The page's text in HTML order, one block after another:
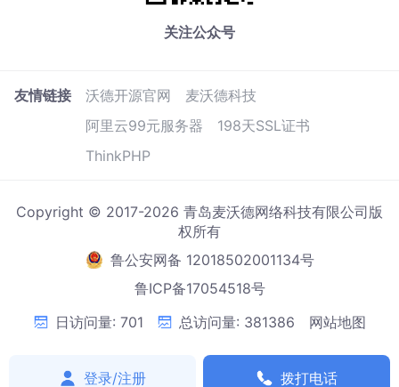
关注公众号
友情链接 沃德开源官网
麦沃德科技
阿里云99元服务器
198天SSL证书
ThinkPHP
Copyright © 2017-2026 青岛麦沃德网络科技有限公司版
权所有
鲁公安网备 12018502001134号
鲁ICP备17054518号
日访问量: 701
总访问量: 381386 网站地图
登录/注册 拨打电话